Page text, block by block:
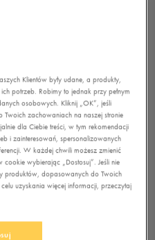
Klientów były udane, a produkty,
potrzeb. Robimy to jednak przy pełnym
osobowych. Kliknij „OK”, jeśli
zachowaniach na naszej stronie
dla Ciebie treści, w tym rekomendacji
i zainteresowań, spersonalizowanych
W każdej chwili możesz zmienić
wybierając „Dostosuj”. Jeśli nie
produktów, dopasowanych do Twoich
uzyskania więcej informacji, przeczytaj